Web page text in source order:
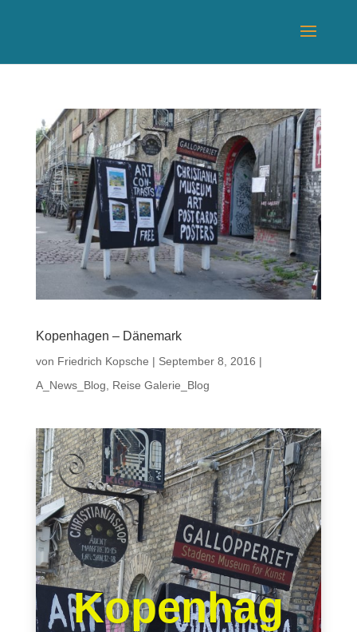
Kopenhagen – Dänemark
von Friedrich Kopsche | September 8, 2016 |
A_News_Blog
Reise Galerie_Blog
Kopenhag